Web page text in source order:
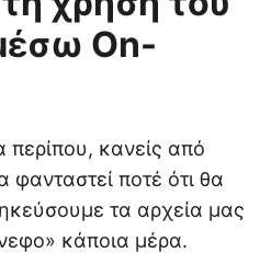
On-
περίπου, κανείς από
ποτέ ότι θα
τα αρχεία μας
κάποια μέρα.